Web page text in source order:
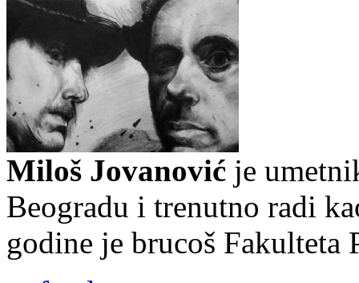
Miloš Jovanović je
Beogradu i trenutno radi
godine je brucoš Fakulteta